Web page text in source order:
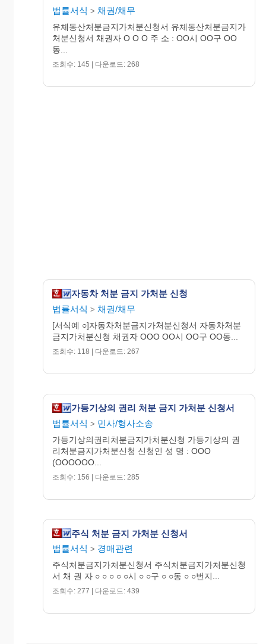
법률서식 > 채권/채무
유체동산처분금지가처분신청서 유체동산처분금지가
처분신청서 채권자 O O O 주 소 : OO시 OO구 OO
동...
조회수: 145 | 다운로드: 268
자동차 처분 금지 가처분 신청
법률서식 > 채권/채무
[서식예 ○]자동차처분금지가처분신청서 자동차처분
금지가처분신청 채권자 OOO OO시 OO구 OO동...
조회수: 118 | 다운로드: 267
가등기상의 권리 처분 금지 가처분 신청서
법률서식 > 민사/형사소송
가등기상의권리처분금지가처분신청 가등기상의 권
리처분금지가처분신청 신청인 성 명 : OOO
(OOOOOO...
조회수: 156 | 다운로드: 285
주식 처분 금지 가처분 신청서
법률서식 > 경매관련
주식처분금지가처분신청서 주식처분금지가처분신청
서 채 권 자 ○ ○ ○ ○ ○시 ○ ○구 ○ ○동 ○ ○번지...
조회수: 277 | 다운로드: 439